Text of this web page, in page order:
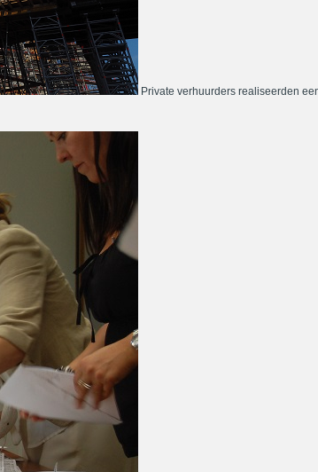
Private verhuurders realiseerden